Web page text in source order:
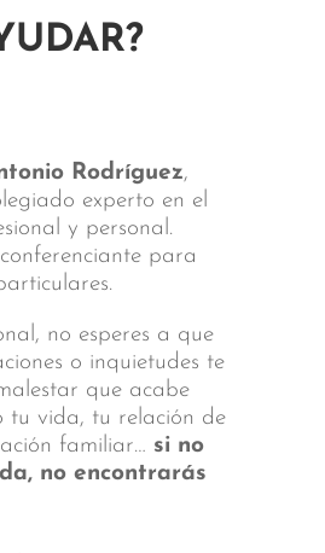
Rodríguez,
experto en el
y personal.
para
no esperes a que
o inquietudes te
que acabe
tu vida, tu relación de
familiar… si no
no encontrarás